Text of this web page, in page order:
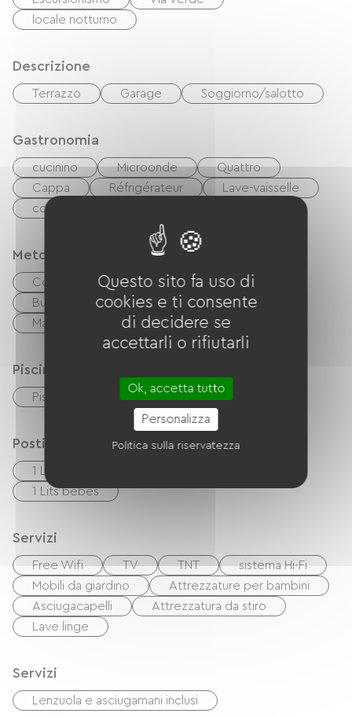
locale notturno
Descrizione
Terrazzo Garage Soggiorno/salotto
Gastronomia
cucinino Microonde
Quattro
Cappa
Réfrigérateur
Lave-vaisselle
congélateur
Metodi di pagamento
Controlli
contanti
Buoni vacanza (ANCV)
Paypal
Mandato internazionale
Piscina
Piscina collettiva Piscina all'aperto
Posti letto
1 Lits 140cm
1 Lits bébés
Servizi
Free Wifi TV TNT
sistema Hi-Fi
Mobili da giardino
Attrezzature per bambini
Asciugacapelli
Attrezzatura da stiro
Lave linge
Servizi
Lenzuola e asciugamani inclusi
Questo sito fa uso di
cookies e ti consente
di decidere se
accettarli o rifiutarli
Ok, accetta tutto
Personalizza
Politica sulla riservatezza